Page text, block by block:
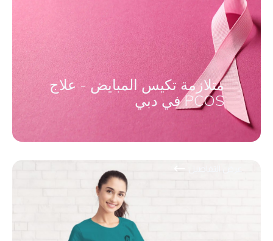
متلازمة تكيس المبايض - علاج
PCOS في دبي